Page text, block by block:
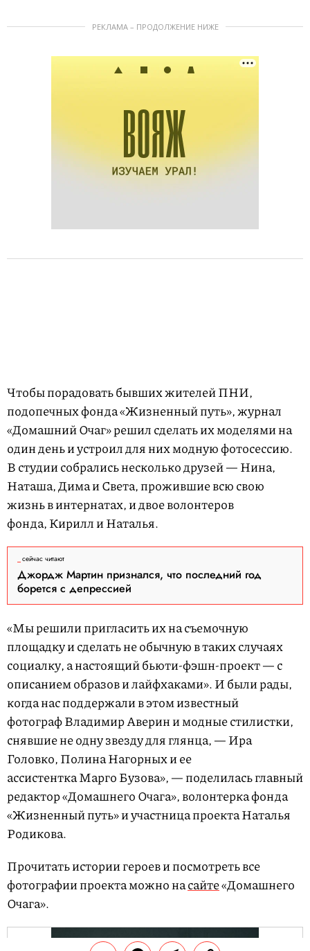
РЕКЛАМА – ПРОДОЛЖЕНИЕ НИЖЕ
Чтобы порадовать бывших жителей ПНИ,
подопечных фонда «Жизненный путь», журнал
«Домашний Очаг» решил сделать их моделями на
один день и устроил для них модную фотосессию.
В студии собрались несколько друзей — Нина,
Наташа, Дима и Света, прожившие всю свою
жизнь в интернатах, и двое волонтеров
фонда, Кирилл и Наталья.
сейчас читают
Джордж Мартин признался, что последний год
борется с депрессией
«Мы решили пригласить их на съемочную
площадку и сделать не обычную в таких случаях
социалку, а настоящий бьюти-фэшн-проект — с
описанием образов и лайфхаками». И были рады,
когда нас поддержали в этом известный
фотограф Владимир Аверин и модные стилистки,
снявшие не одну звезду для глянца, — Ира
Головко, Полина Нагорных и ее
ассистентка Марго Бузова», — поделилась главный
редактор «Домашнего Очага», волонтерка фонда
«Жизненный путь» и участница проекта Наталья
Родикова.
Прочитать истории героев и посмотреть все
фотографии проекта можно насайте«Домашнего
Очага».